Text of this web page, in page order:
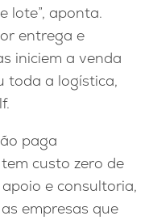
lote”, aponta.
entrega e
iniciem a venda
toda a logística,
paga
custo zero de
e consultoria,
empresas que